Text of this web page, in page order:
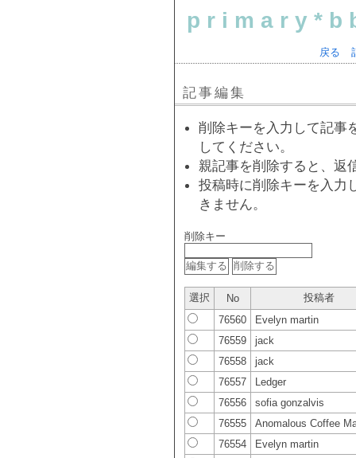
戻る
記事編集
削除キーを入力して記事
してください。
親記事を削除すると、返
投稿時に削除キーを入力
きません。
削除キー
選択 No
投稿者
76560
Evelyn martin
76559
jack
76558
jack
76557
Ledger
76556
sofia gonzalvis
76555
Anomalous Coffee
76554
Evelyn martin